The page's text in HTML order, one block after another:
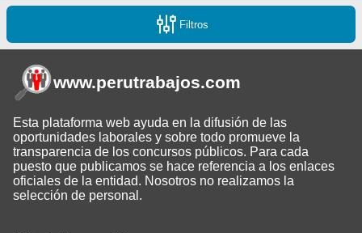
Filtros
www.perutrabajos.com
Esta plataforma web ayuda en la difusión de las
oportunidades laborales y sobre todo promueve la
transparencia de los concursos públicos. Para cada
puesto que publicamos se hace referencia a los enlaces
oficiales de la entidad. Nosotros no realizamos la
selección de personal.